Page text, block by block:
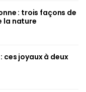
: trois façons de
la nature
joyaux à deux